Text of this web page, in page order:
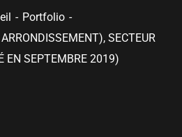
Portfolio
SECTEUR
EN SEPTEMBRE 2019)